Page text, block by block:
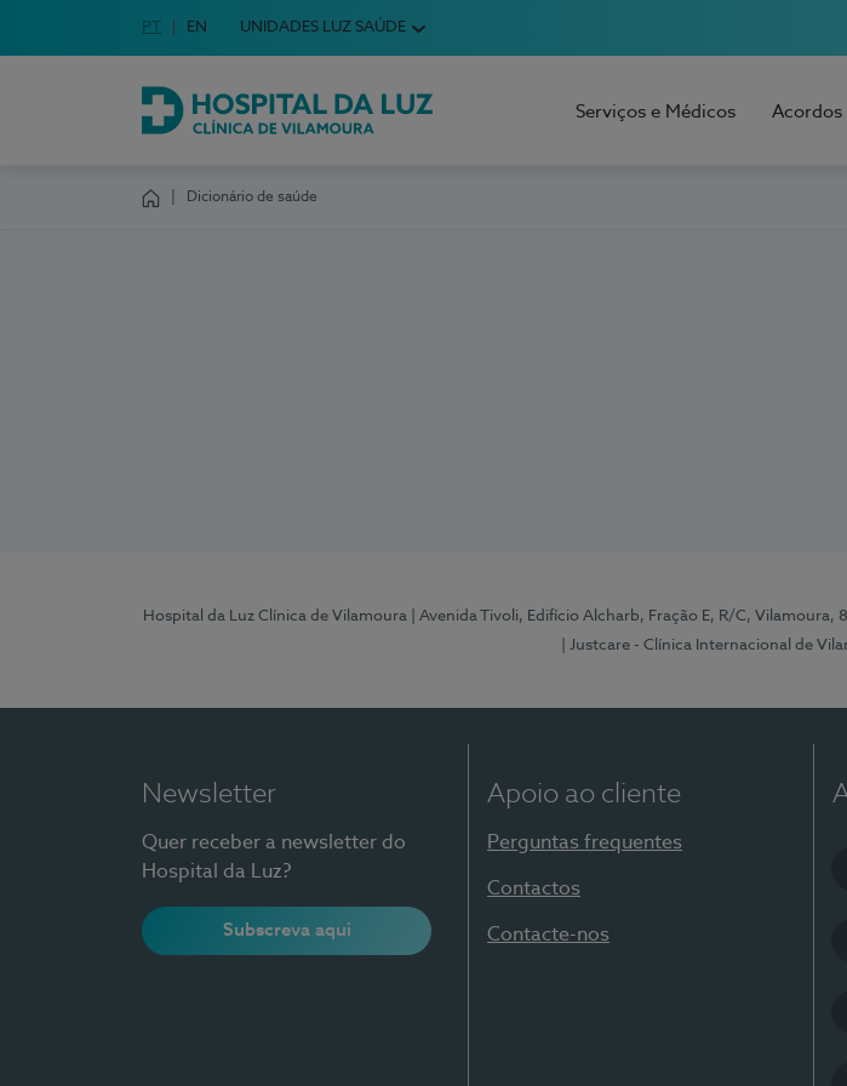
Escolha o seu idioma
Idioma em Português
PT English Language
EN UNIDADES LUZ SAÚDE
Hospital da Luz Clínica de Vilamoura
Serviços e Médicos Acordos
Dicionário de saúde
Hospital da Luz Clínica de Vilamoura | Avenida Tivoli, Edifício Alcharb, Fração E, R/C, Vilamoura,
| Justcare - Clínica Internacional de
Newsletter
Quer receber a newsletter do
Hospital da Luz?
Subscreva aqui
Apoio ao cliente
Perguntas frequentes
Contactos
Contacte-nos